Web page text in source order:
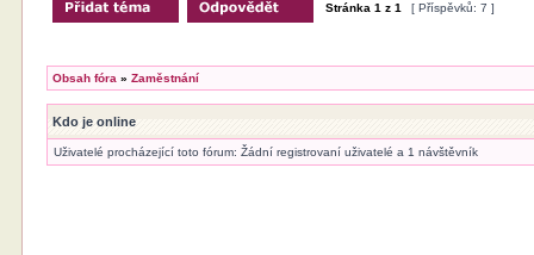
Stránka1 z1 [ Příspěvků: 7 ]
Obsah fóra »Zaměstnání
Kdo je online
Uživatelé procházející toto fórum: Žádní registrovaní uživatelé a 1 návštěvník